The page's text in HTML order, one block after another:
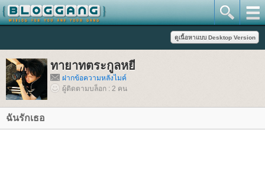
ทายาทตระกูลหยี
ฝากข้อความหลังไมค์
ผู้ติดตามบล็อก : 2 คน
ฉันรักเธอ